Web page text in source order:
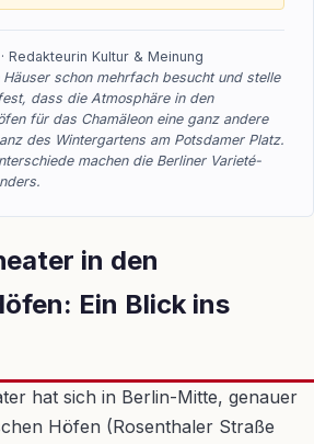
· Redakteurin Kultur & Meinung
schon mehrfach besucht und stelle
dass die Atmosphäre in den
für das Chamäleon eine ganz andere
des Wintergartens am Potsdamer Platz.
machen die Berliner Varieté-
in den
Ein Blick ins
hat sich in Berlin-Mitte, genauer
Höfen (Rosenthaler Straße